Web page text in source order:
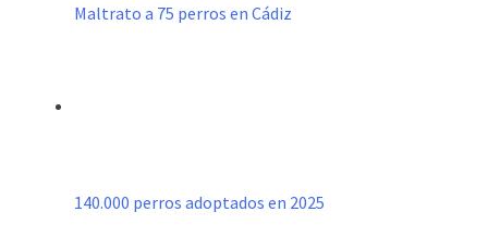
Maltrato a 75 perros en Cádiz
140.000 perros adoptados en 2025